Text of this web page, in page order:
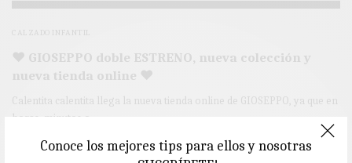
Conoce los mejores tips para ellos y nosotras
CALZADO INFANTIL
♥ GIOSEPPO doble ESTRENO, nueva colección y
nueva tienda online ♥
Calentita calentita llega la nueva tienda online de GIOSEPPO, ya que en
horas, minutos o…
2 MINS LEÍDO 0 COMPARTIDOS